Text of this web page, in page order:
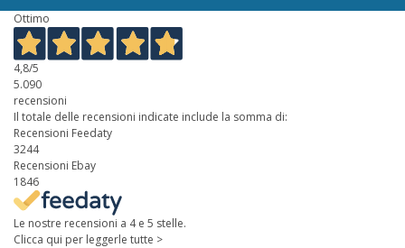
Ottimo
4,8/5
5.090
recensioni
Il totale delle recensioni indicate include la somma di:
Recensioni Feedaty
3244
Recensioni Ebay
1846
Le nostre recensioni a 4 e 5 stelle.
Clicca qui per leggerle tutte >